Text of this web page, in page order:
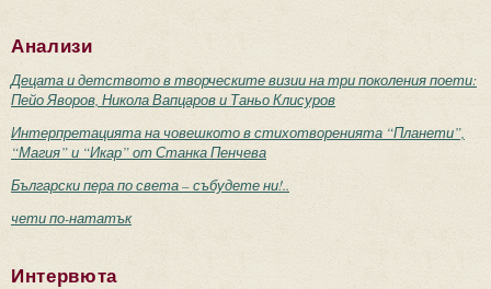
Анализи
Децата и детството в творческите визии на три поколения поети:
Пейо Яворов, Никола Вапцаров и Таньо Клисуров
Интерпретацията на човешкото в стихотворенията “Планети”,
“Магия” и “Икар” от Станка Пенчева
Български пера по света – събудете ни!..
чети по-нататък
Интервюта